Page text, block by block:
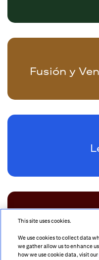
Fusión y
This site uses cookies.
We use cookies to collect data
we gather allow us to enhance
how we use cookie data, visit our